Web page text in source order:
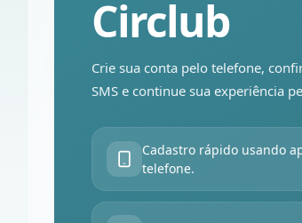
Circlub
Crie sua conta pelo telefone,
SMS e continue sua experiência
Cadastro rápido usando
telefone.